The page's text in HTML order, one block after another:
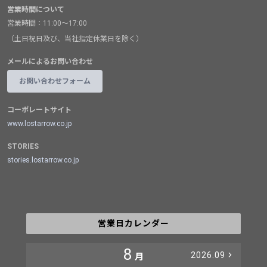
営業時間について
営業時間：11:00～17:00
（土日祝日及び、当社指定休業日を除く）
メールによるお問い合わせ
お問い合わせフォーム
コーポレートサイト
www.lostarrow.co.jp
STORIES
stories.lostarrow.co.jp
営業日カレンダー
8 月 2026.09